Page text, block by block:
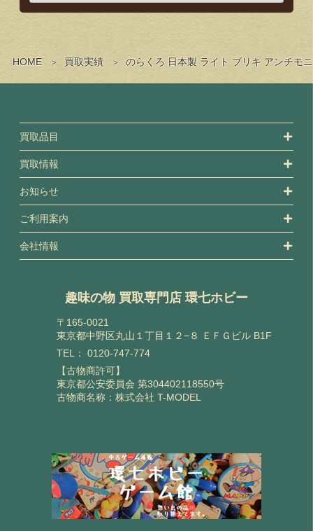
HOME 買取実績 のらくろ 日本製 ライト ブリキ アンチモ
買取品目
買取情報
お知らせ
ご利用案内
会社情報
趣味の物 買取専門店 環七ホビー
〒165-0021
東京都中野区丸山１丁目１２−８ ＥＦＧビル B1F
TEL： 0120-747-774
【古物商許可】
東京都公安委員会 第304402118550号
古物商名称：株式会社 T-MODEL